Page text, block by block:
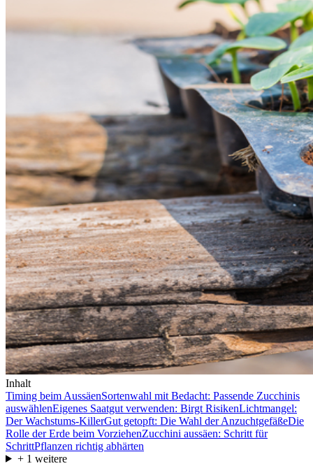
Inhalt
Timing beim AussäenSortenwahl mit Bedacht: Passende Zucchinis
auswählenEigenes Saatgut verwenden: Birgt RisikenLichtmangel:
Der Wachstums-KillerGut getopft: Die Wahl der AnzuchtgefäßeDie
Rolle der Erde beim VorziehenZucchini aussäen: Schritt für
SchrittPflanzen richtig abhärten
+ 1 weitere